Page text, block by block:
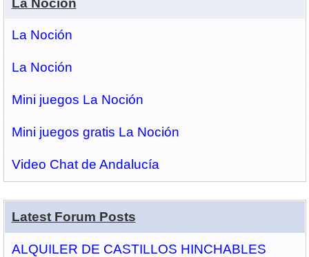
La Noción
La Noción
La Noción
Mini juegos La Noción
Mini juegos gratis La Noción
Video Chat de Andalucía
Latest Forum Posts
ALQUILER DE CASTILLOS HINCHABLES